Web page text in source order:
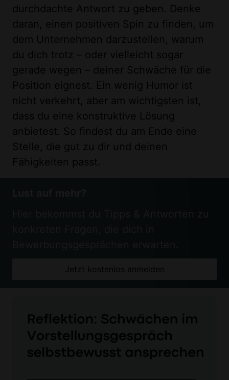
durchdachte Antwort zu geben. Denke
daran, einen positiven Spin zu finden, um
dem Unternehmen darzustellen, warum
du dich trotz – oder vielleicht sogar
gerade wegen – deiner Schwäche für die
Position eignest. Ein wenig Humor ist
nicht verkehrt, aber am wichtigsten ist,
dass du eine konstruktive Lösung
anbietest. So findest du am Ende eine
Stelle, die gut zu dir und deinen
Fähigkeiten passt.
Jetzt kostenlos anmelden